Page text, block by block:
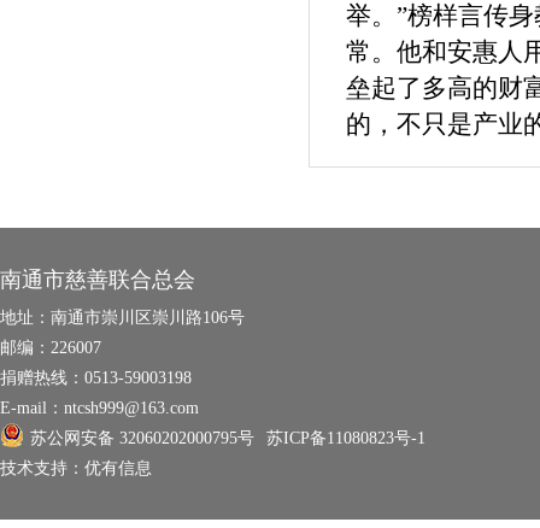
举。”榜样言传
常。他和安惠人
垒起了多高的财
的，不只是产业
南通市慈善联合总会
地址： 南通市崇川区崇川路106号
邮编： 226007
捐赠热线： 0513-59003198
E-mail： ntcsh999@163.com
苏公网安备 32060202000795号
苏ICP备11080823号-1
技术支持： 优有信息